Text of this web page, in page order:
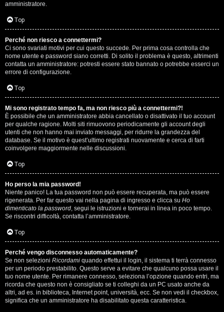
p
o
s
t
a
A
r
g
o
m
e
n
t
i
a
t
amministratore.
Top
Perché non riesco a connettermi?
Ci sono svariati motivi per cui questo succede. Per prima cosa controlla che
nome utente e password siano corretti. Di solito il problema è questo, altrimenti
contatta un amministratore: potresti essere stato bannato o potrebbe esserci un
errore di configurazione.
Top
Mi sono registrato tempo fa, ma non riesco più a connettermi?!
È possibile che un amministratore abbia cancellato o disattivato il tuo account
per qualche ragione. Molti siti rimuovono periodicamente gli account degli
utenti che non hanno mai inviato messaggi, per ridurre la grandezza del
database. Se il motivo è quest’ultimo registrati nuovamente e cerca di farti
coinvolgere maggiormente nelle discussioni.
Top
Ho perso la mia password!
Niente panico! La tua password non può essere recuperata, ma può essere
rigenerata. Per far questo vai nella pagina di ingresso e clicca su Ho
dimenticato la password, segui le istruzioni e tornerai in linea in poco tempo.
Se riscontri difficoltà, contatta l’amministratore.
Top
Perché vengo disconnesso automaticamente?
Se non selezioni Ricordami quando effettui il login, il sistema ti terrà connesso
per un periodo prestabilito. Questo serve a evitare che qualcuno possa usare il
tuo nome utente. Per rimanere connesso, seleziona l’opzione quando entri, ma
ricorda che questo non è consigliato se ti colleghi da un PC usato anche da
altri, ad es. in biblioteca, Internet point, università, ecc. Se non vedi il checkbox,
significa che un amministratore ha disabilitato questa caratteristica.
A
g
o
s
t
i
n
o
i
n
T
o
u
r
M
u
s
i